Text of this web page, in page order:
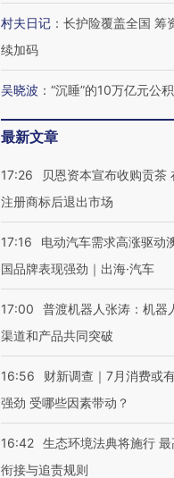
村夫日记 ： 长护险覆盖全国 筹
续加码
吴晓波 ： “沉睡”的10万亿元公
最新文章
17:26
贝恩资本宣布收购贡茶
注册商标后退出市场
17:16
电动汽车需求高涨驱动
国品牌表现强劲｜出海·汽车
17:00
普渡机器人张涛：机器
渠道和产品共同突破
16:56
财新调查｜7月消费或
强劲 受哪些因素带动？
16:42 生态环境法典将施行
衔接与追责规则